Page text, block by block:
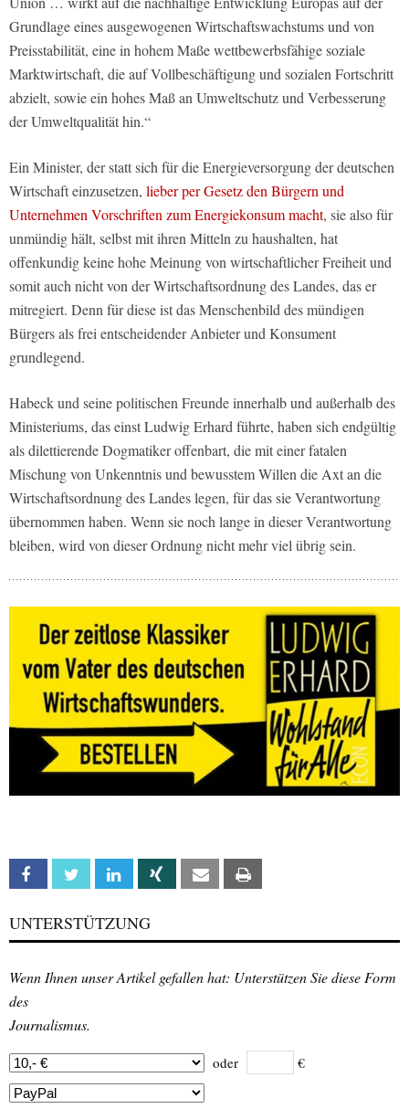
Grundlage eines ausgewogenen Wirtschaftswachstums und von
Preisstabilität, eine in hohem Maße wettbewerbsfähige soziale
Marktwirtschaft, die auf Vollbeschäftigung und sozialen Fortschritt
abzielt, sowie ein hohes Maß an Umweltschutz und Verbesserung
der Umweltqualität hin.“
Ein Minister, der statt sich für die Energieversorgung der deutschen
Wirtschaft einzusetzen, lieber per Gesetz den Bürgern und
Unternehmen Vorschriften zum Energiekonsum macht, sie also für
unmündig hält, selbst mit ihren Mitteln zu haushalten, hat
offenkundig keine hohe Meinung von wirtschaftlicher Freiheit und
somit auch nicht von der Wirtschaftsordnung des Landes, das er
mitregiert. Denn für diese ist das Menschenbild des mündigen
Bürgers als frei entscheidender Anbieter und Konsument
grundlegend.
Habeck und seine politischen Freunde innerhalb und außerhalb des
Ministeriums, das einst Ludwig Erhard führte, haben sich endgültig
als dilettierende Dogmatiker offenbart, die mit einer fatalen
Mischung von Unkenntnis und bewusstem Willen die Axt an die
Wirtschaftsordnung des Landes legen, für das sie Verantwortung
übernommen haben. Wenn sie noch lange in dieser Verantwortung
bleiben, wird von dieser Ordnung nicht mehr viel übrig sein.
Facebook Twitter Linkedin Xing Email
UNTERSTÜTZUNG
Wenn Ihnen unser Artikel gefallen hat: Unterstützen Sie diese Form
des
Journalismus.
oder €